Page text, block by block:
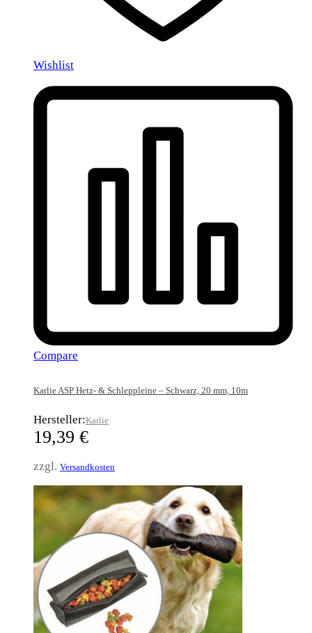
Wishlist
Compare
Karlie ASP Hetz- & Schleppleine – Schwarz, 20 mm, 10m
Hersteller:Karlie
19,39 €
zzgl. Versandkosten